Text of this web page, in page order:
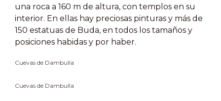
una roca a 160 m de altura, con templos en su
interior. En ellas hay preciosas pinturas y más de
150 estatuas de Buda, en todos los tamaños y
posiciones habidas y por haber.
Cuevas de Dambulla
Cuevas de Dambulla